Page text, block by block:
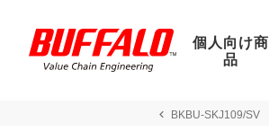
個人向け商
品
BKBU-SKJ109/SV